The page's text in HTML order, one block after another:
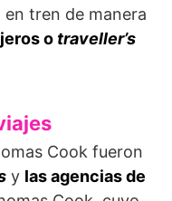
en tren de manera
o traveller’s
Cook fueron
y las agencias de